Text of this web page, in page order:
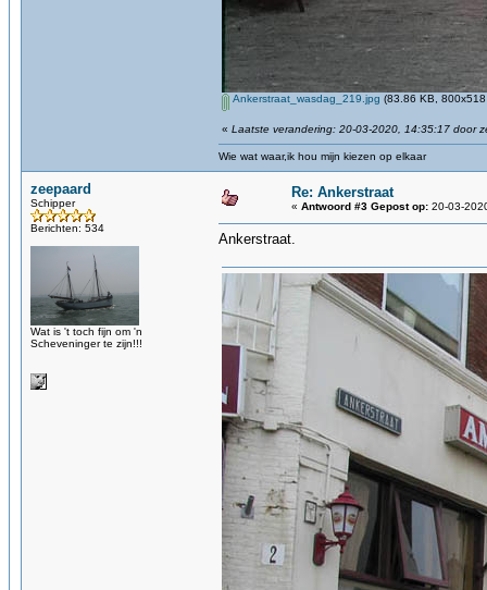
Ankerstraat_wasdag_219.jpg (83.86 KB,
« Laatste verandering: 20-03-2020, 14:35:17 door
Wie wat waar,ik hou mijn kiezen op elkaar
zeepaard
Schipper
Berichten: 534
Wat is 't toch fijn om 'n
Scheveninger te zijn!!!
Re: Ankerstraat
« Antwoord #3 Gepost op: 20-03-
Ankerstraat.